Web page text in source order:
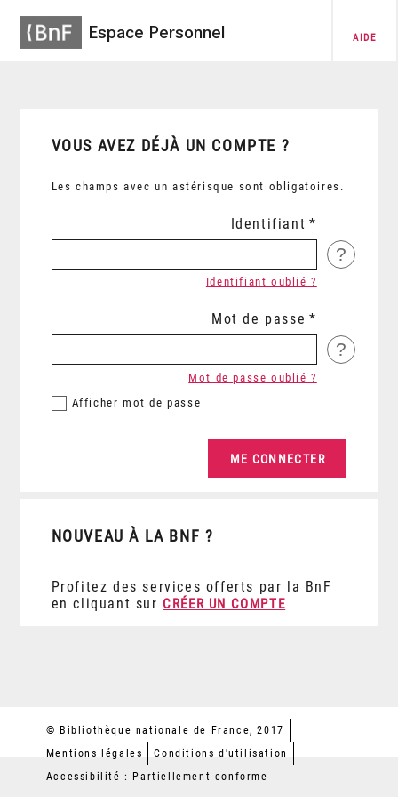
Espace Personnel AIDE
VOUS AVEZ DÉJÀ UN COMPTE ?
Les champs avec un astérisque sont obligatoires.
Identifiant
?
Identifiant oublié ?
Mot de passe
?
Afficher mot de passe
Mot de passe oublié ?
NOUVEAU À LA BNF ?
Profitez des services offerts par la BnF
en cliquant sur CRÉER UN COMPTE
© Bibliothèque nationale de France, 2017
Mentions légales
Conditions d'utilisation
Accessibilité : Partiellement conforme